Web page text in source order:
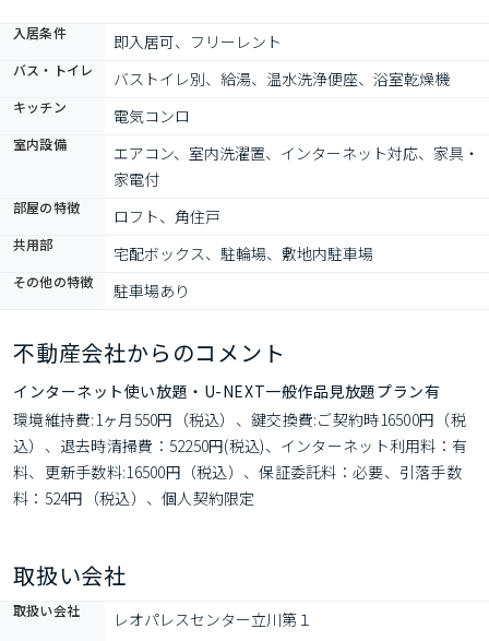
入居条件 即入居可、フリーレント
バス・トイレ バストイレ別、給湯、温水洗浄便座、浴室乾燥機
キッチン 電気コンロ
室内設備
エアコン、室内洗濯置、インターネット対応、家具・
家電付
部屋の特徴 ロフト、角住戸
共用部 宅配ボックス、駐輪場、敷地内駐車場
その他の特徴 駐車場あり
不動産会社からのコメント
インターネット使い放題・U-NEXT一般作品見放題プラン有
環境維持費:1ヶ月550円（税込）、鍵交換費:ご契約時16500円（税
込）、退去時清掃費：52250円(税込)、インターネット利用料：有
料、更新手数料:16500円（税込）、保証委託料：必要、引落手数
料：524円（税込）、個人契約限定
取扱い会社
取扱い会社 レオパレスセンター立川第１